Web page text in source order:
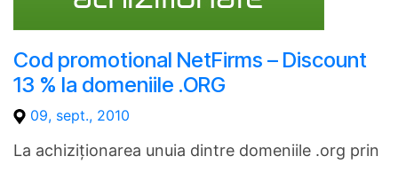
Cod promotional NetFirms – Discount
13 % la domeniile .ORG
09, sept., 2010
La achiziţionarea unuia dintre domeniile .org prin